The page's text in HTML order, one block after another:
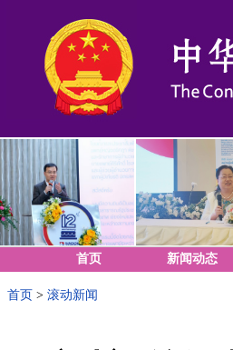
首页 新闻动态
首页 > 滚动新闻